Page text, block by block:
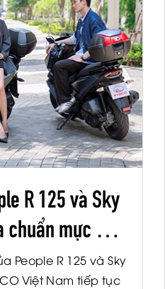
R 125 và Sky
mực mới
ga hiện đại?
People R 125 và Sky
Việt Nam tiếp tục